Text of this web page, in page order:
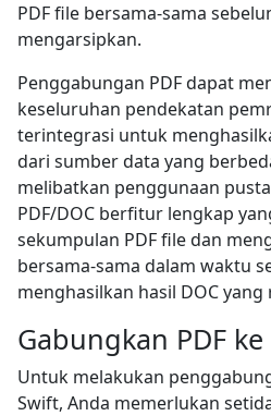
PDF file bersama-sama
mengarsipkan.
Penggabungan PDF dapat
keseluruhan pendekatan
terintegrasi untuk
dari sumber data yang
melibatkan penggunaan
PDF/DOC berfitur lengkap
sekumpulan PDF file dan
bersama-sama dalam waktu
menghasilkan hasil DOC
Gabungkan PDF
Untuk melakukan
Swift, Anda memerlukan